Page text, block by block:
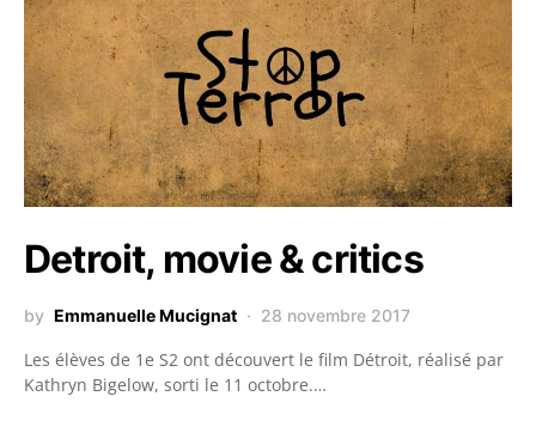
Detroit, movie & critics
by Emmanuelle Mucignat 28 novembre 2017
Les élèves de 1e S2 ont découvert le film Détroit, réalisé par
Kathryn Bigelow, sorti le 11 octobre.…